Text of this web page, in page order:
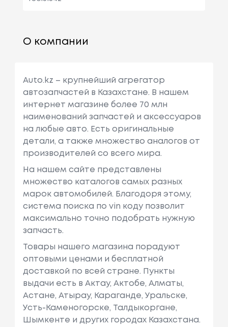
О компании
Auto.kz – крупнейший агрегатор
автозапчастей в Казахстане. В нашем
интернет магазине более 70 млн
наименований запчастей и аксессуаров
на любые авто. Есть оригинальные
детали, а также множество аналогов от
производителей со всего мира.
На нашем сайте представлены
множество каталогов самых разных
марок автомобилей. Благодоря этому,
система поиска по vin коду позволит
максимально точно подобрать нужную
запчасть.
Товары нашего магазина порадуют
оптовыми ценами и бесплатной
доставкой по всей стране. Пункты
выдачи есть в Актау, Актобе, Алматы,
Астане, Атырау, Караганде, Уральске,
Усть-Каменогорске, Талдыкоргане,
Шымкенте и других городах Казахстана.